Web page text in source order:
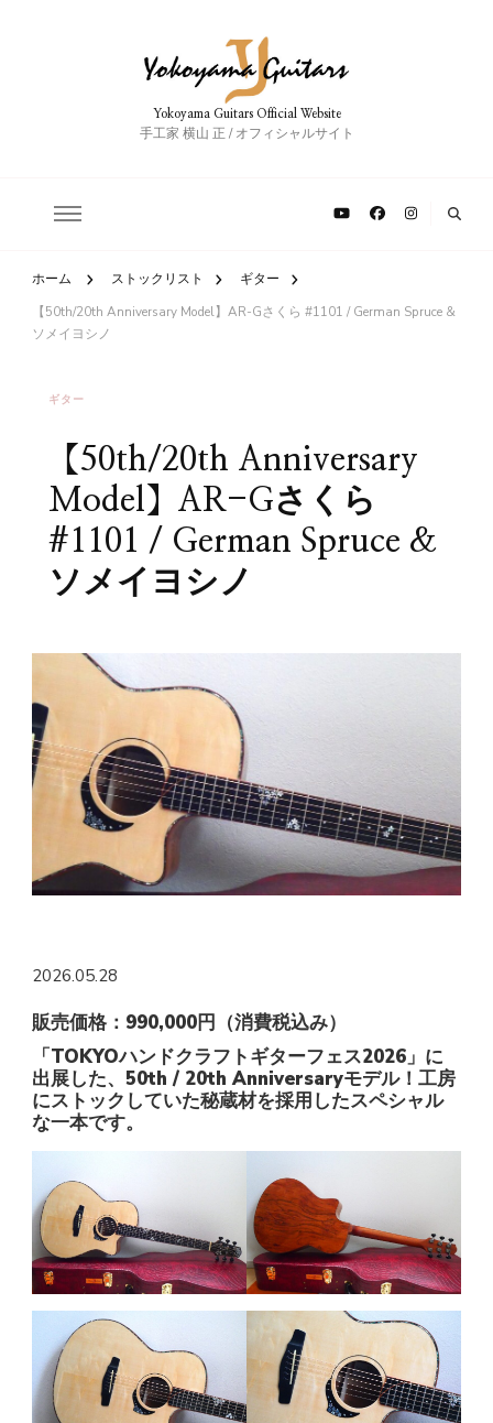
Yokoyama Guitars Official Website
手工家 横山 正 / オフィシャルサイト
ホーム ストックリスト
ギター
【50th/20th Anniversary Model】AR-Gさくら #1101 / German Spruce &
ソメイヨシノ
ギター
【50th/20th Anniversary
Model】AR-Gさくら
#1101 / German Spruce &
ソメイヨシノ
2026.05.28
販売価格：990,000円（消費税込み）
「TOKYOハンドクラフトギターフェス2026」に
出展した、50th / 20th Anniversaryモデル！工房
にストックしていた秘蔵材を採用したスペシャル
な一本です。